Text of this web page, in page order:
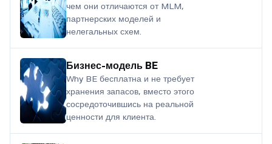
чем они отличаются от MLM,
партнерских моделей и
нелегальных схем.
Бизнес-модель BE
Why BE бесплатна и не требует
хранения запасов, вместо этого
сосредоточившись на реальной
ценности для клиента.